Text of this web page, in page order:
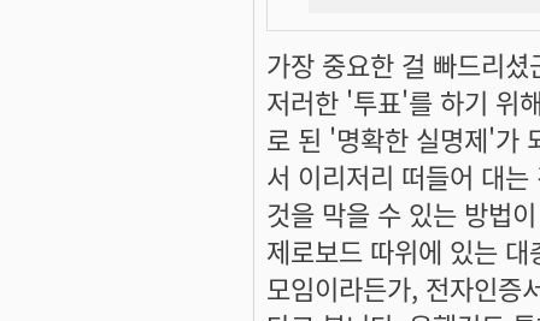
가장 중요한 걸 빠드리셨
저러한 '투표'를 하기 위
로 된 '명확한 실명제'가
서 이리저리 떠들어 대
것을 막을 수 있는 방법
제로보드 따위에 있는
모임이라든가, 전자인증